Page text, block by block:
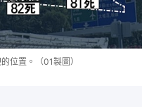
位置。（01製圖）